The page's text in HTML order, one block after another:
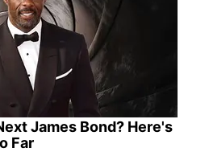
James Bond? Here's
Far